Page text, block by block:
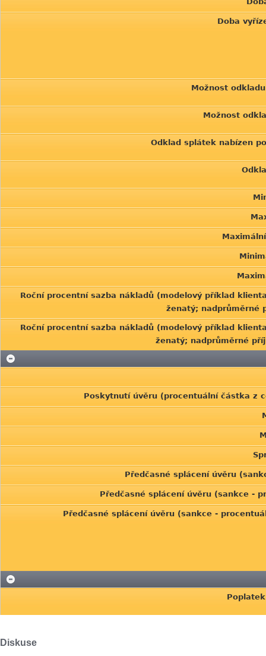
Doba
Možnost
Možnost
Odklad splátek nabízen
Roční procentní sazba nákladů (modelový příklad
ženatý; nadprůměrné
Roční procentní sazba nákladů (modelový příklad
ženatý; nadprůměrné
Poskytnutí úvěru (procentuální částka z
Předčasné splácení úvěru
Předčasné splácení úvěru (sankce -
Předčasné splácení úvěru (sankce -
Diskuse